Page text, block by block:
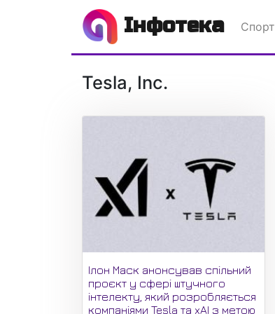
Інфотека Спорт
Tesla, Inc.
Ілон Маск анонсував спільний
проєкт у сфері штучного
інтелекту, який розробляється
компаніями Tesla та xAI з метою